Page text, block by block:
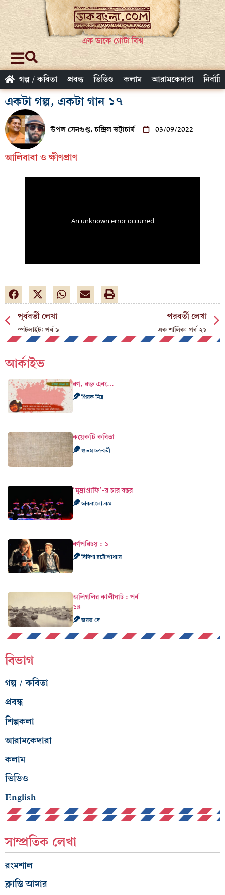
এক ডাকে গোটা বিশ্ব
গল্প / কবিতা প্রবন্ধ ভিডিও কলাম আরামকেদারা
একটা গল্প, একটা গান ১৭
উপল সেনগুপ্ত, চন্দ্রিল ভট্টাচার্য 03/09/2022
আলিবাবা ও ক্ষীণপ্রাণ
পূর্ববর্তী লেখা
স্পটলাইট: পর্ব ৯
পরবর্তী লেখা
এক শালিক: পর্ব ২১
আর্কাইভ
রণ, রক্ত এবং…
প্রিয়ক মিত্র
কয়েকটি কবিতা
শুভম চক্রবর্তী
‘মুদ্রাগ্রাফি’-র চার বছর
ডাকবাংলা.কম
বর্ণপরিচয় : ১
বিদিশা চট্টোপাধ্যায়
অলিগলির কালীঘাট : পর্ব
১৪
জয়ন্ত দে
বিভাগ
গল্প / কবিতা
প্রবন্ধ
শিল্পকলা
আরামকেদারা
কলাম
ভিডিও
English
সাম্প্রতিক লেখা
রংমশাল
ক্লান্তি আমার